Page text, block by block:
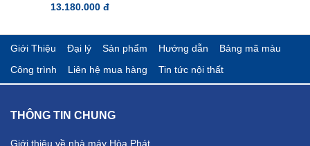
13.180.000 đ
Giới Thiệu Đại lý Sản phẩm Hướng dẫn
Bảng mã màu
Công trình
Liên hệ mua hàng Tin tức nội thất
THÔNG TIN CHUNG
Giới thiệu về nhà máy Hòa Phát